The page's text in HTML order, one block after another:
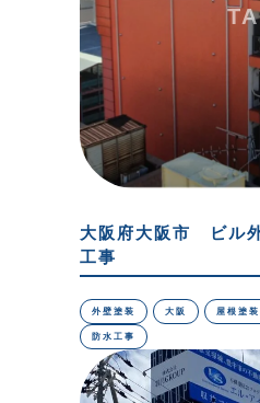
大阪府大阪市 ビル
工事
外壁塗装 大阪 屋根塗装
防水工事